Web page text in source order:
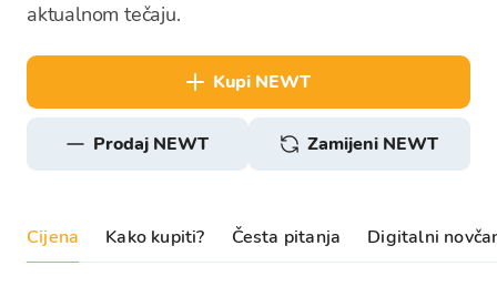
aktualnom tečaju.
kupi NEWT
prodaj NEWT Zamijeni NEWT
Cijena Kako kupiti? Česta pitanja Digitalni